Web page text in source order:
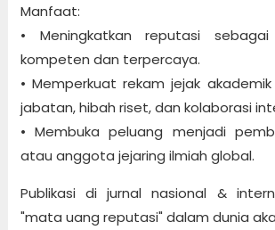
Manfaat:
• Meningkatkan reputasi
kompeten dan terpercaya.
• Memperkuat rekam jejak
jabatan, hibah riset, dan kolaborasi
• Membuka peluang menjadi
atau anggota jejaring ilmiah global.
Publikasi di jurnal nasional &
"mata uang reputasi" dalam dunia